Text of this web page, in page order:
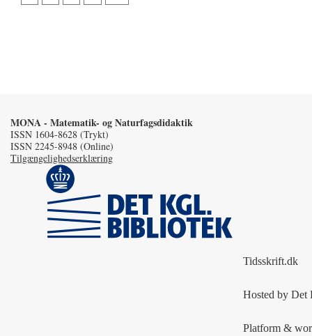
MONA - Matematik- og Naturfagsdidaktik
ISSN 1604-8628 (Trykt)
ISSN 2245-8948 (Online)
Tilgængelighedserklæring